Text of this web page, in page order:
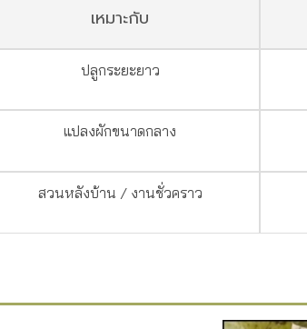
เหมาะกับ
ปลูกระยะยาว
แปลงผักขนาดกลาง
สวนหลังบ้าน / งานชั่วคราว